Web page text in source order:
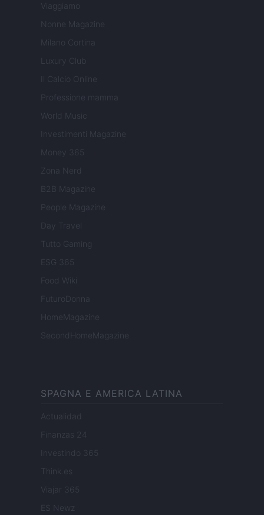
Viaggiamo
Nonne Magazine
Milano Cortina
Luxury Club
Il Calcio Online
Professione mamma
World Music
Investimenti Magazine
Money 365
Zona Nerd
B2B Magazine
People Magazine
Day Travel
Tutto Gaming
ESG 365
Food Wiki
FuturoDonna
HomeMagazine
SecondHomeMagazine
SPAGNA E AMERICA LATINA
Actualidad
Finanzas 24
Investindo 365
Think.es
Viajar 365
ES Newz